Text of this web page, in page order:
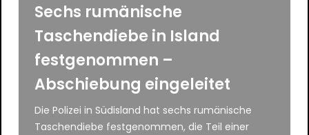
Sechs rumänische
Taschendiebe in Island
festgenommen –
Abschiebung eingeleitet
Die Polizei in Südisland hat sechs rumänische
Taschendiebe festgenommen, die Teil einer